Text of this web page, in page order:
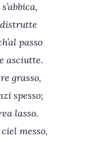
passo
asciutte.
grasso,
spesso;
lasso.
messo,